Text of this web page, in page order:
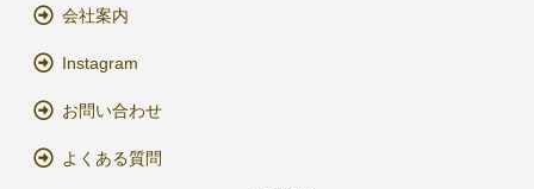
会社案内
Instagram
お問い合わせ
よくある質問